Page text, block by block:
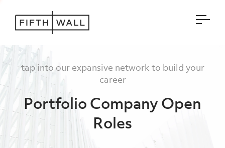
tap into our expansive network to build your
career
Portfolio Company Open
Roles